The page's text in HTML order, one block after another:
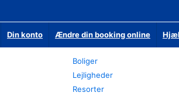
Din konto Ændre din booking online
Boliger
Lejligheder
Resorter